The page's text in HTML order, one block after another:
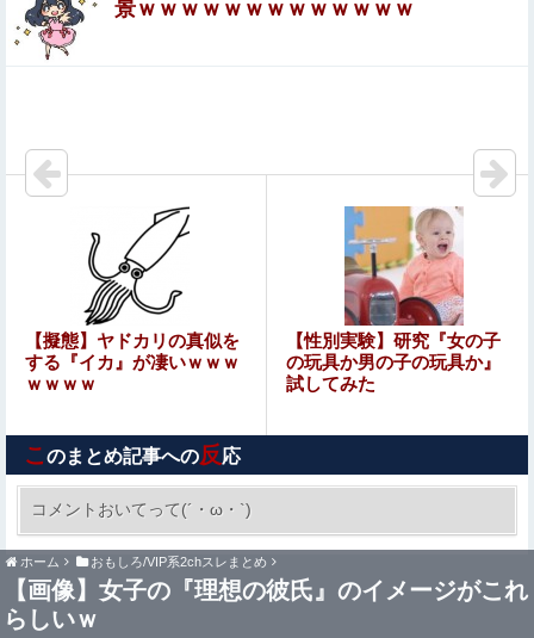
て驚いた曲あげてけ
韓国人「“韓国サッカー”性接待の試合結果をご覧くださ
嫁がコチラｗｗｗｗｗ
【動画】 ”別れさせ屋” のセ○クス、凄すぎるｗｗｗ そり
ゃ肉便器に堕ちるわｗｗｗ
夫さん、妻に「天井のシミ数えてれば終わるでな」と押し
倒されて性行為 → 凄いことになるｗｗｗｗｗ
【画像】小倉ゆうか(27)さん、7年ぶり『FRIDAY』表紙で
神ボディ大解放
【動画】ロシア軍のドローンをネット発射装置で撃墜する
ウクライナ。
【閲覧注意】サッカーの試合中に落雷、選手1人
が即死する瞬間が「伝説級の映像」だと話題
に・・・
毎日暑いから雪に関連する映画でも観ようと「生きてこ
景ｗｗｗｗｗｗｗｗｗｗｗｗｗ
【擬態】ヤドカリの真似を
する『イカ』が凄いｗｗｗ
ｗｗｗｗ
【性別実験】研究『女の子
の玩具か男の子の玩具か』
試してみた
このまとめ記事への反応
コメントおいてって(´・ω・`)
ホーム おもしろ/VIP系2chスレまとめ
【画像】女子の『理想の彼氏』のイメージがこれ
らしいｗ